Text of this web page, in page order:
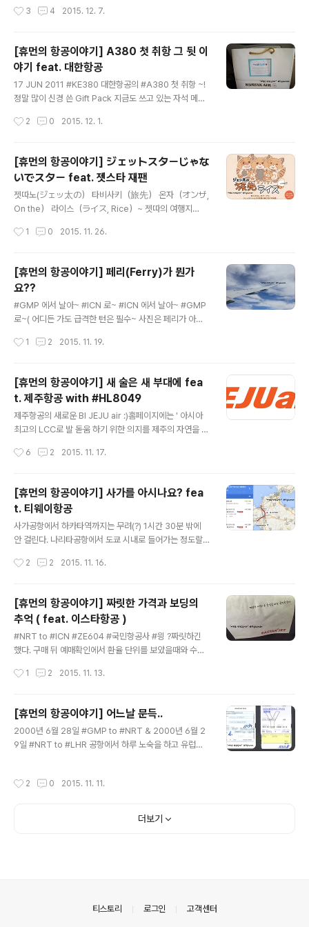
0 를 주력으로 #B737 을 함께 운영..
한 Love & Luv :: 9월 28일이었다. 3일간의 시카고 여행
것은 바로 LCC 의 원조 LCC 의 맡형 사우스웨스트 ( IAT
A : WN , #southwest ) 의 WN31 편이다. 사우스웨스
트 항공사는 1967년에 설립된 미국의 대표적인 저비용항
공사로 Dallas - Houston - San Antonio 의 세 도시를
삼각형의 노선으로 잡아 1971년 첫 상업운항을 시작하였
ters ..
3 4 2015. 12. 7.
[휴먼의 항공이야기] A380 첫 취항 그 뒷 이
야기 feat. 대한항공
17 JUN 2011 #KE380 대한항공의 #A380 첫 취항 ~!
정말 많이 신경 쓴 Gift Pack 지금도 쓰고 있는 자석 메모
래되었다면 오래된 묵힌 이야기...대한항공의 첫 A380 취
신념은 1년, 2년이 지나 벌써 4년 전의 일이 되어 버렸다.
[처음에 의욕적으로 시작했던 항공 이야기 서편(???)]휴먼
의 A380 이야기 - 처음 쓰는 비행 이야기 그리고 시작 :) -
-> 바로가기 LINK KE380 이라는 편명으로 6월 17일 첫
운항을 시작한 대한항공의 A380 은 첫 취항일이 두 번인
일본의 대지진은 물론 ' 하..
2 0 2015. 12. 1.
[휴먼의 항공이야기] ジェットスターじゃな
いでスター feat. 젯스타 재팬
젯따노(ジェッ太の） 타비사키（旅先） 온자（オンザ,
On the） 라이스（ライス, Rice）~ 젯따의 여행지
스타? 제트스타? Jetstar? :: 젯스타?? 제트스타?? 어디서
알 것이고, #응정말그런가 일본에서 좀 있었다는 분들은
아주아주 예쁜 배우인 !!! 桐谷美玲(Kiritani Mirei)의 C
M 을 떠 올릴지도 모른다. 젯또스타쟈나이데스타~~~~ 작
년에 젯스타 CM 에서 밀던 ' 스타~ ' 체... 일본 답다고 생
각이 들었다. 국내에서는 어떻게 알려져 있을까? 그리고 '
스타 보다는 젯스타가 국내용어로 어울..
1 0 2015. 11. 26.
[휴먼의 항공이야기] 페리(Ferry)가 뭔가
요??
#GMP 에서 날아~ #ICN 로~ #ICN 에서 날아~ #GMP
로~( 어디든 가도 급격한 턴은 필수~ 사진은 페리가 아닙
요? :: 어딘가 낯설지 않은 이름이다. 페리?Ferry? 배인가?
동하는 것 ' 을 뜻하는데 비행기가 자주 오가는 휴먼의 집
상공에서도 ' 쿠아아아아아~ ' 하는 평소보다 큰 소리가 난
다면 ' 페리인가? ' 할 정도로 낮게 난다. 이러한 페리 운항
(Ferry Flying)은 Wikipedia에서 다음과 같이 정의하고
있다. ( WIKIPEDIA 바로가기 ) ' Ferry flying refers to
1 2 2015. 11. 19.
[휴먼의 항공이야기] 새 술은 새 부대에 fea
t. 제주항공 with #HL8049
제주항공의 새로운 BI JEJU air :)홈페이지에는 ' 아시아
최고의 LCC로 발 돋움 하기 위한 의지를 제주의 자연을 형
새 부대에 :: 제주항공은 지난 9월 말 IPO(주식 상장)을 앞
안을 발표하였다. 전과 같으면서도전과 다르면서도전과 같
은 너~ 뭐 그런 느낌적인 느낌이다. 물론 한층 더 깔끔해지
고, 한층 더 눈에 들어온다.( 디자인 부분은 개인별로 다 다
르겠지만~ ) 이에 발 맞추어, 11월 6일 공개한 주식 상장은
공모가 대비 상당히 높은 시초가 49,500원으로 시작하였
는 듯하다. 이 분야를 파고 파고 또 파도 전문가 분..
6 2 2015. 11. 17.
[휴먼의 항공이야기] 사가를 아시나요? fea
t. 티웨이항공
사가공항에서 하카타역까지는 무려(?) 1시간 30분 밖에
안 걸린다. 나리타공항에서 도쿄 시내로 들어가는 정도랄
공은 필자에게 두 가지 기억이 있는데. 하나는 은행 영업을
은행영업을 하던 시절의 이름의 추억은 현재의 티웨이 홀
딩스가 관리하기 전 토마토 저축은행이 대주주였던 시절의
티웨이 항공을 기억하는 것이고, 당시 영업 대상의 부장님
이 인도 사람들을 데리고 예약 시스템을 정비하고 있다고
했던 기억이 가물가물 #가물 ... #말도잘안들었다고했나 #
설립된 충청항공(주)이 2004년 8월 (주)한성항공으로 상
2 2 2015. 11. 16.
[휴먼의 항공이야기] 짜릿한 가격과 보딩의
추억 ( feat. 이스타항공 )
#NRT to #ICN #ZE604 #국민항공사 #읭 ?짜릿하긴
했다. 구매 뒤 예매확인에서 환율 단위를 보았을때와 수속
다 못해 이상하다 :: 2015년의 한 여름이었다. 일본으로 가
여 약 2주간 여행을 마친 뒤 이스타의 #ZE604 편으로 돌
아오려는 참 이었다. 항공권은 참 저렴하게 구매하였다. 특
히, 이스타항공의 비행편은 동경의 나리타에서 인천까지
세금을 포함하여 9,340엔에 구매하였다. 굉장히 만족할
던 것 같다. 그래 기억한다. ( 이스타 항공 모바일 웹 페이..
1 2 2015. 11. 13.
[휴먼의 항공이야기] 어느날 문득..
2000년 6월 28일 #GMP to #NRT & 2000년 6월 2
9일 #NRT to #LHR 공항에서 하루 노숙을 하고 유럽으
는데, 일정은 다음과 같았다. 9월 26일 : ICN-ORD OZ2
a 내렸다 새로운 손님을 태우고 다시 랜딩 )9월 29일 : DA
2 0 2015. 11. 11.
더보기
티스토리 로그인 고객센터